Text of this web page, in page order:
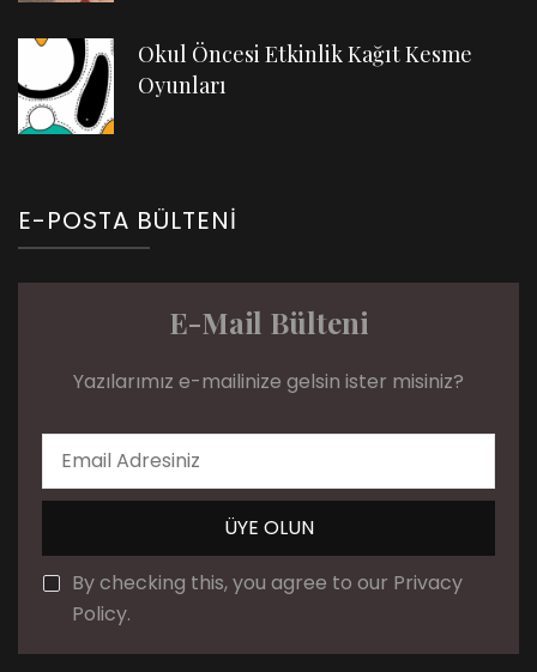
Okul Öncesi Etkinlik Kağıt Kesme
Oyunları
E-POSTA BÜLTENI
E-Mail Bülteni
Yazılarımız e-mailinize gelsin ister misiniz?
By checking this, you agree to our Privacy
Policy.